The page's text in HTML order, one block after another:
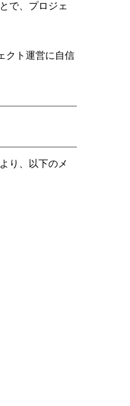
で、プロジェ
クト運営に自信
り、以下のメ